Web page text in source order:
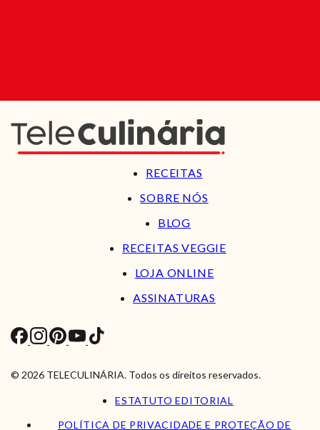
RECEITAS
SOBRE NÓS
BLOG
RECEITAS VEGGIE
LOJA ONLINE
ASSINATURAS
© 2026 TELECULINÁRIA. Todos os direitos reservados.
ESTATUTO EDITORIAL
POLÍTICA DE PRIVACIDADE E PROTEÇÃO DE